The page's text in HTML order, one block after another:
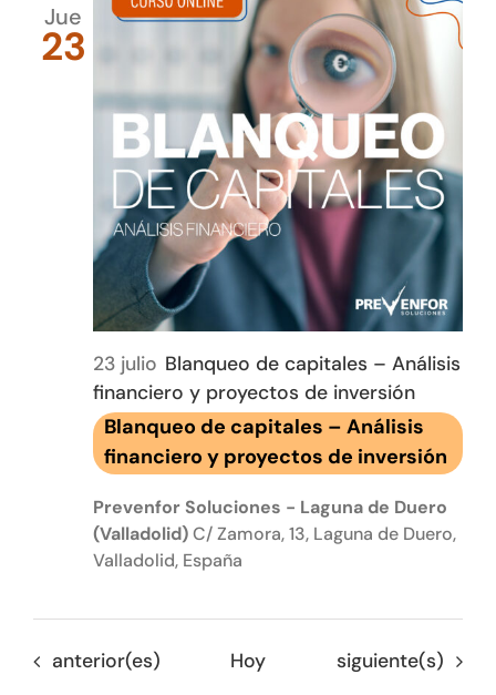
Jue
23
23 julio Blanqueo de capitales – Análisis
financiero y proyectos de inversión
Blanqueo de capitales – Análisis
financiero y proyectos de inversión
Prevenfor Soluciones - Laguna de Duero
(Valladolid)C/ Zamora, 13, Laguna de Duero,
Valladolid, España
Eventos
anterior(es) Hoy Eventos
siguiente(s)